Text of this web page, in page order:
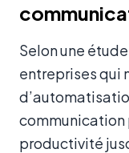
Selon une
entreprises qui
communication
productivité